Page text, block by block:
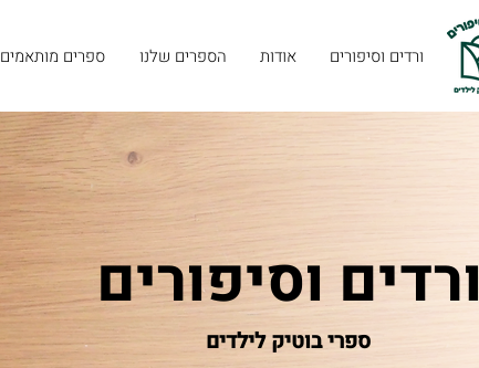
ספרים מותאמים הספרים שלנו אודות ורדים וסיפורים
ורדים וסיפורים
ספרי בוטיק לילדים